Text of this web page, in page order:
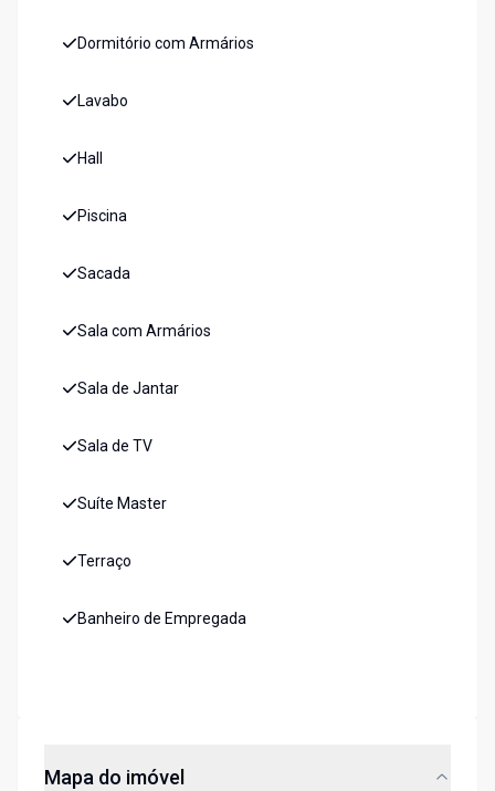
Dormitório com Armários
Lavabo
Hall
Piscina
Sacada
Sala com Armários
Sala de Jantar
Sala de TV
Suíte Master
Terraço
Banheiro de Empregada
Mapa do imóvel